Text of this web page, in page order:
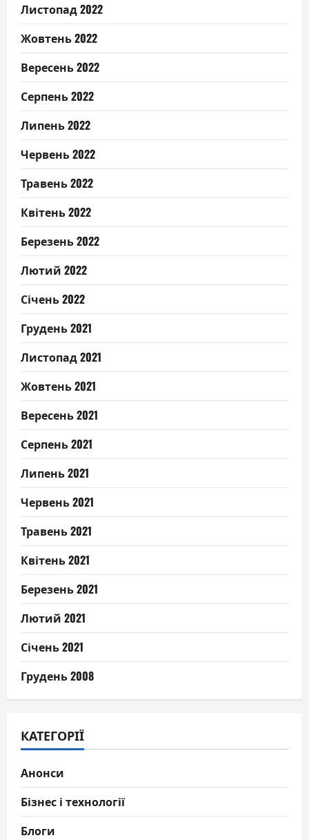
Листопад 2022
Жовтень 2022
Вересень 2022
Серпень 2022
Липень 2022
Червень 2022
Травень 2022
Квітень 2022
Березень 2022
Лютий 2022
Січень 2022
Грудень 2021
Листопад 2021
Жовтень 2021
Вересень 2021
Серпень 2021
Липень 2021
Червень 2021
Травень 2021
Квітень 2021
Березень 2021
Лютий 2021
Січень 2021
Грудень 2008
КАТЕГОРІЇ
Анонси
Бізнес і технології
Блоги